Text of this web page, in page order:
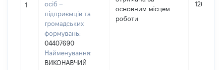
1
осіб –
підприємців та
громадських
формувань:
04407690
Найменування:
ВИКОНАВЧИЙ
основним місцем
роботи
126137